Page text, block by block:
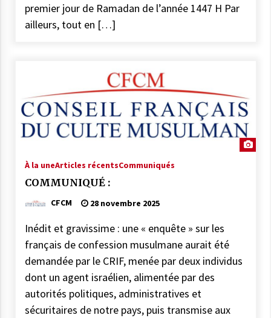
premier jour de Ramadan de l’année 1447 H Par
ailleurs, tout en […]
À la uneArticles récentsCommuniqués
COMMUNIQUÉ :
CFCM 28 novembre 2025
Inédit et gravissime : une « enquête » sur les
français de confession musulmane aurait été
demandée par le CRIF, menée par deux individus
dont un agent israélien, alimentée par des
autorités politiques, administratives et
sécuritaires de notre pays, puis transmise aux